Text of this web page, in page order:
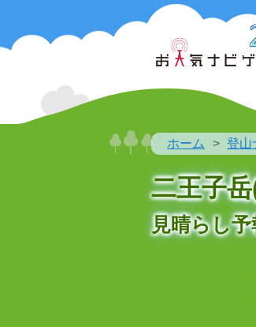
ホーム 登山
二王子
見晴らし予